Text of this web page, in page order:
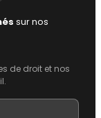
sur nos
de droit et nos